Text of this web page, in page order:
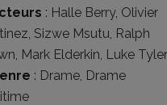
: Halle Berry, Olivier
, Sizwe Msutu, Ralph
, Mark Elderkin, Luke Tyler
: Drame, Drame